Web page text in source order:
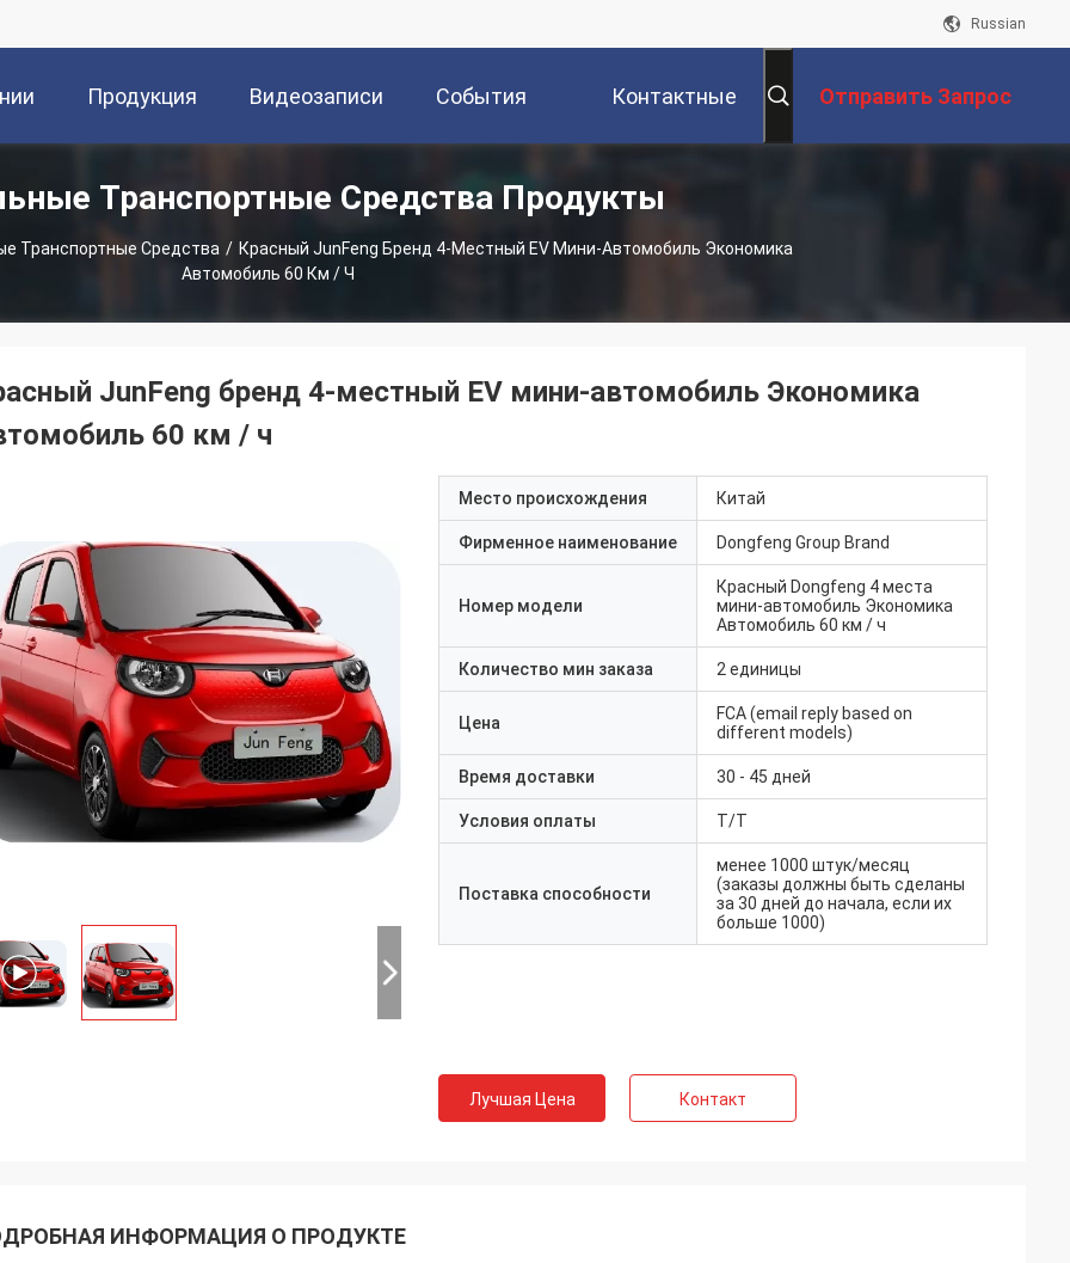
Russian
Продукция Видеозаписи События Контактные
Данные
Отправить Запрос
Транспортные Средства Продукты
Транспортные Средства / Красный JunFeng Бренд 4-Местный EV Мини-Автомобиль Экономика
Автомобиль 60 Км / Ч
JunFeng бренд 4-местный EV мини-автомобиль Экономика
60 км / ч
Место происхождения Китай
Фирменное наименование Dongfeng Group Brand
Номер модели
Красный Dongfeng 4 места
мини-автомобиль Экономика
Автомобиль 60 км / ч
Количество мин заказа 2 единицы
Цена
FCA (email reply based on
different models)
Время доставки 30 - 45 дней
Условия оплаты T/T
Поставка способности
менее 1000 штук/месяц
(заказы должны быть сделаны
за 30 дней до начала, если их
больше 1000)
Лучшая Цена Контакт
ИНФОРМАЦИЯ О ПРОДУКТЕ